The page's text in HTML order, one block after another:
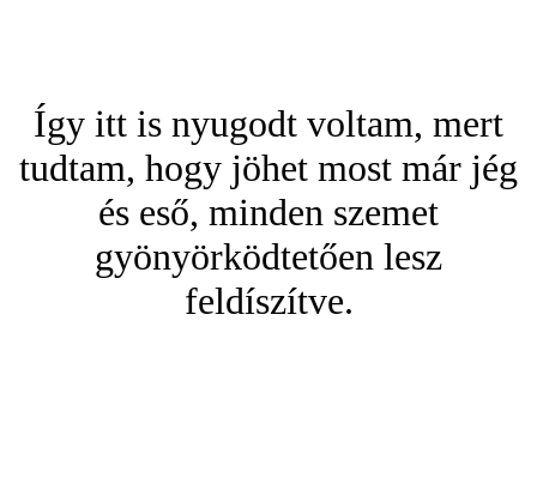
Így itt is nyugodt voltam, mert
tudtam, hogy jöhet most már jég
és eső, minden szemet
gyönyörködtetően lesz
feldíszítve.